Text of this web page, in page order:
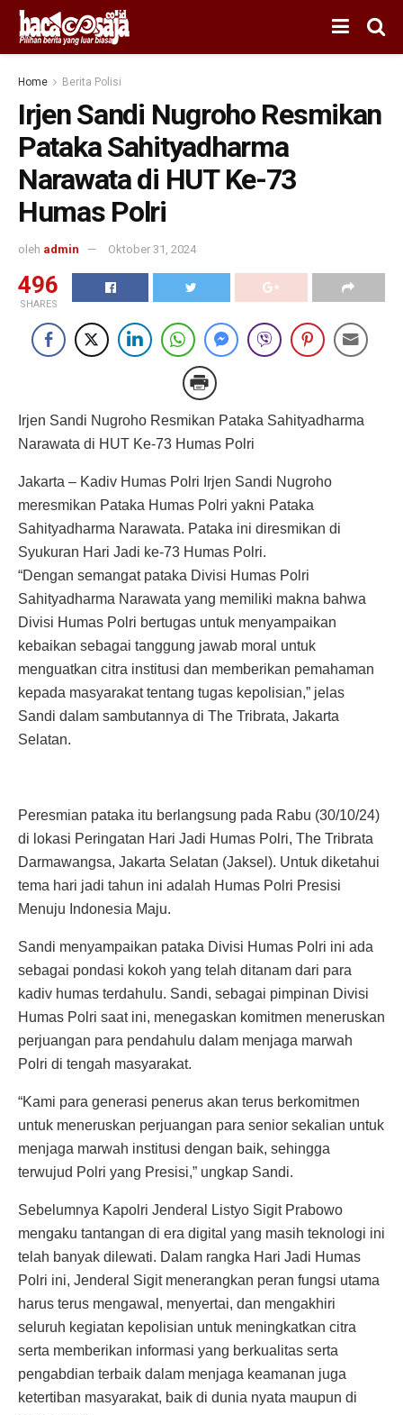
Home Berita Polisi
Irjen Sandi Nugroho Resmikan
Pataka Sahityadharma
Narawata di HUT Ke-73
Humas Polri
oleh admin Oktober 31, 2024
496
SHARES
Irjen Sandi Nugroho Resmikan Pataka Sahityadharma
Narawata di HUT Ke-73 Humas Polri
Jakarta – Kadiv Humas Polri Irjen Sandi Nugroho
meresmikan Pataka Humas Polri yakni Pataka
Sahityadharma Narawata. Pataka ini diresmikan di
Syukuran Hari Jadi ke-73 Humas Polri.
“Dengan semangat pataka Divisi Humas Polri
Sahityadharma Narawata yang memiliki makna bahwa
Divisi Humas Polri bertugas untuk menyampaikan
kebaikan sebagai tanggung jawab moral untuk
menguatkan citra institusi dan memberikan pemahaman
kepada masyarakat tentang tugas kepolisian,” jelas
Sandi dalam sambutannya di The Tribrata, Jakarta
Selatan.
Peresmian pataka itu berlangsung pada Rabu (30/10/24)
di lokasi Peringatan Hari Jadi Humas Polri, The Tribrata
Darmawangsa, Jakarta Selatan (Jaksel). Untuk diketahui
tema hari jadi tahun ini adalah Humas Polri Presisi
Menuju Indonesia Maju.
Sandi menyampaikan pataka Divisi Humas Polri ini ada
sebagai pondasi kokoh yang telah ditanam dari para
kadiv humas terdahulu. Sandi, sebagai pimpinan Divisi
Humas Polri saat ini, menegaskan komitmen meneruskan
perjuangan para pendahulu dalam menjaga marwah
Polri di tengah masyarakat.
“Kami para generasi penerus akan terus berkomitmen
untuk meneruskan perjuangan para senior sekalian untuk
menjaga marwah institusi dengan baik, sehingga
terwujud Polri yang Presisi,” ungkap Sandi.
Sebelumnya Kapolri Jenderal Listyo Sigit Prabowo
mengaku tantangan di era digital yang masih teknologi ini
telah banyak dilewati. Dalam rangka Hari Jadi Humas
Polri ini, Jenderal Sigit menerangkan peran fungsi utama
harus terus mengawal, menyertai, dan mengakhiri
seluruh kegiatan kepolisian untuk meningkatkan citra
serta memberikan informasi yang berkualitas serta
pengabdian terbaik dalam menjaga keamanan juga
ketertiban masyarakat, baik di dunia nyata maupun di